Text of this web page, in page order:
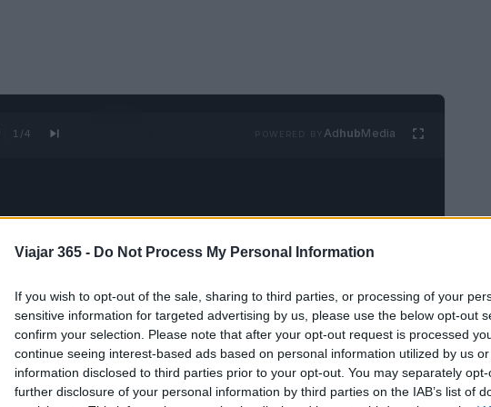
Viajar 365 - Do Not Process My Personal Information
If you wish to opt-out of the sale, sharing to third parties, or processing of your
sensitive information for targeted advertising by us, please use the below opt-out
confirm your selection. Please note that after your opt-out request is processed
continue seeing interest-based ads based on personal information utilized by us
information disclosed to third parties prior to your opt-out. You may separately
further disclosure of your personal information by third parties on the IAB’s list of
1 /4 AdhubMedia
especialmente cuando se recoge lamaletadejada
los dispositivos de rastreovienen a rescatarnos,
cómo noperder tu maleta